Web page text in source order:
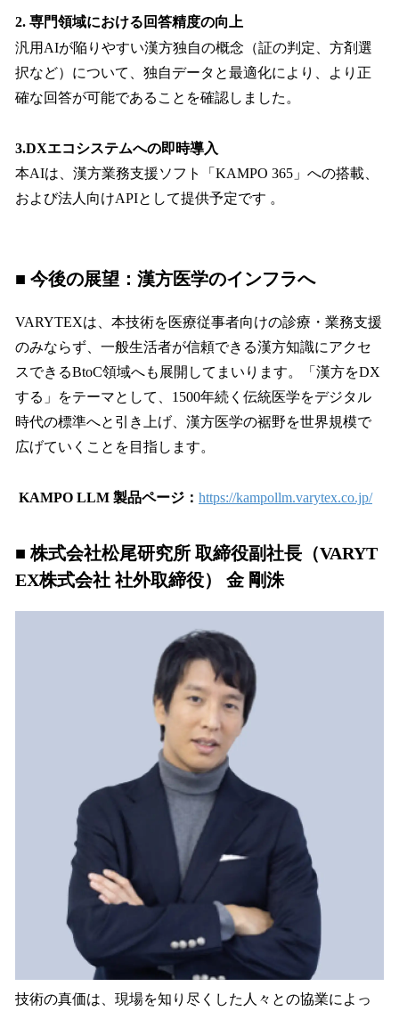
2. 専門領域における回答精度の向上
汎用AIが陥りやすい漢方独自の概念（証の判定、方剤選
択など）について、独自データと最適化により、より正
確な回答が可能であることを確認しました。
3.DXエコシステムへの即時導入
本AIは、漢方業務支援ソフト「KAMPO 365」への搭載、
および法人向けAPIとして提供予定です 。
■ 今後の展望：漢方医学のインフラへ
VARYTEXは、本技術を医療従事者向けの診療・業務支援
のみならず、一般生活者が信頼できる漢方知識にアクセ
スできるBtoC領域へも展開してまいります。「漢方をDX
する」をテーマとして、1500年続く伝統医学をデジタル
時代の標準へと引き上げ、漢方医学の裾野を世界規模で
広げていくことを目指します。
KAMPO LLM 製品ページ： https://kampollm.varytex.co.jp/
■ 株式会社松尾研究所 取締役副社長（VARYT
EX株式会社 社外取締役） 金 剛洙
技術の真価は、現場を知り尽くした人々との協業によっ